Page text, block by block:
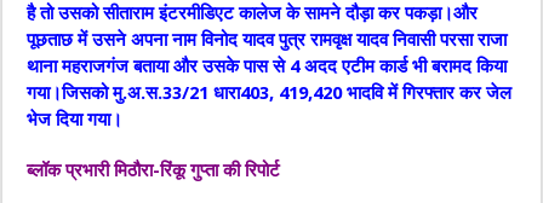
है तो उसको सीताराम इंटरमीडिएट कालेज के सामने दौड़ा कर पकड़ा।और
पूछताछ में उसने अपना नाम विनोद यादव पुत्र रामवृक्ष यादव निवासी परसा राजा
थाना महराजगंज बताया और उसके पास से 4 अदद एटीम कार्ड भी बरामद किया
गया।जिसको मु.अ.स.33/21 धारा403, 419,420 भादवि में गिरफ्तार कर जेल
भेज दिया गया।
ब्लॉक प्रभारी मिठौरा-रिंकू गुप्ता की रिपोर्ट